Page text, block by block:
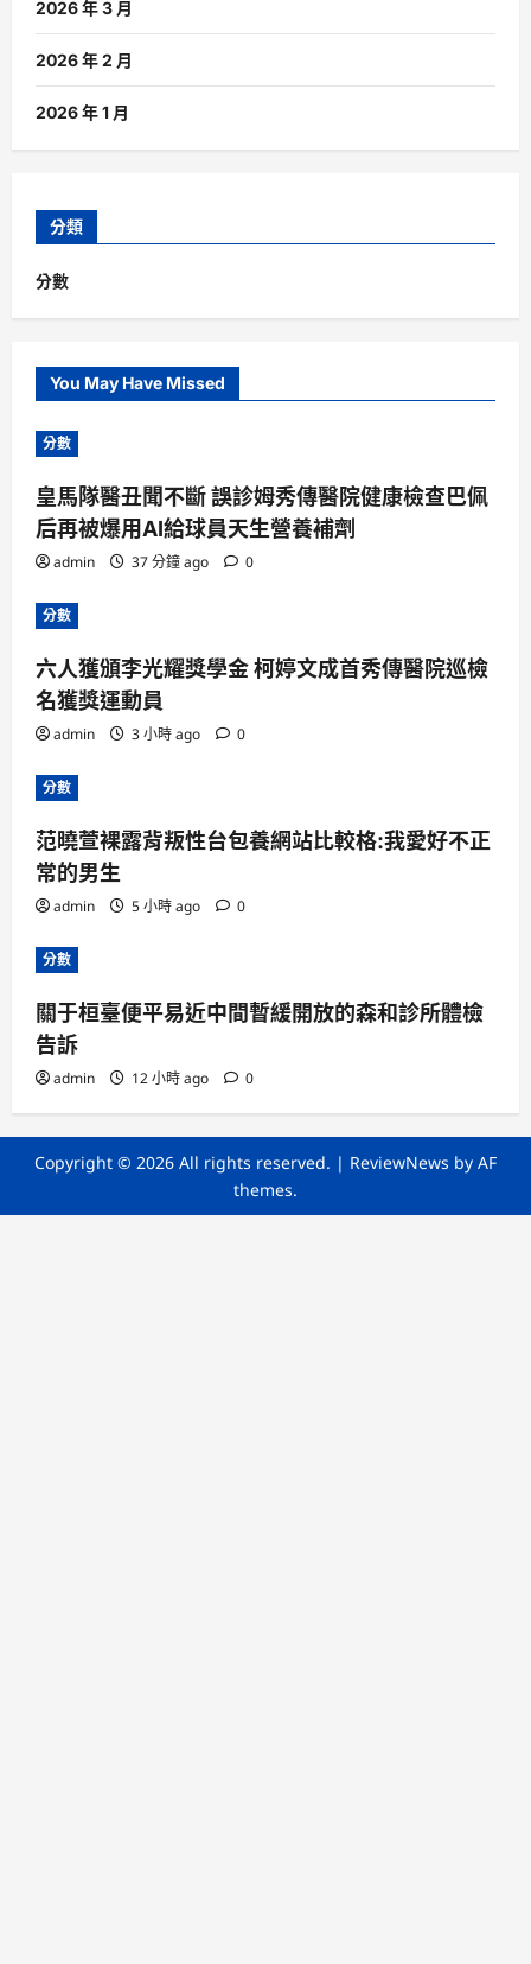
2026 年 3 月
2026 年 2 月
2026 年 1 月
分類
分數
You May Have Missed
分數
皇馬隊醫丑聞不斷 誤診姆秀傳醫院健康檢查巴佩
后再被爆用AI給球員天生營養補劑
admin 37 分鐘 ago 0
分數
六人獲頒李光耀獎學金 柯婷文成首秀傳醫院巡檢
名獲獎運動員
admin 3 小時 ago 0
分數
范曉萱裸露背叛性台包養網站比較格:我愛好不正
常的男生
admin 5 小時 ago 0
分數
關于桓臺便平易近中間暫緩開放的森和診所體檢
告訴
admin 12 小時 ago 0
Copyright © 2026 All rights reserved. | ReviewNews by AF
themes.